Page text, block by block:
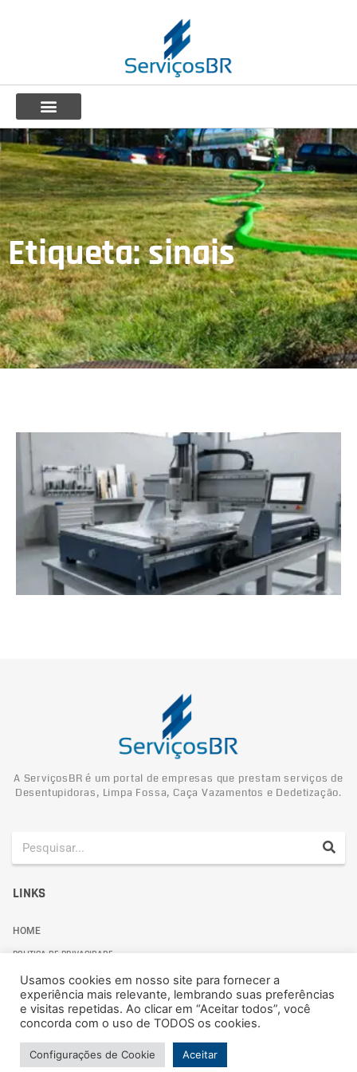
Etiqueta: sinais
A ServiçosBR é um portal de empresas que prestam serviços de
Desentupidoras, Limpa Fossa, Caça Vazamentos e Dedetização.
LINKS
HOME
POLITICA DE PRIVACIDADE
© 2024 ServiçosBR
Usamos cookies em nosso site para fornecer a
experiência mais relevante, lembrando suas preferências
e visitas repetidas. Ao clicar em “Aceitar todos”, você
concorda com o uso de TODOS os cookies.
Configurações de Cookie Aceitar